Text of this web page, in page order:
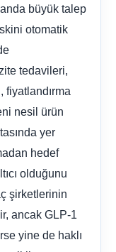
büyük talep
otomatik
tedavileri,
fiyatlandırma
nesil ürün
yer
hedef
olduğunu
şirketlerinin
ancak GLP-1
yine de haklı